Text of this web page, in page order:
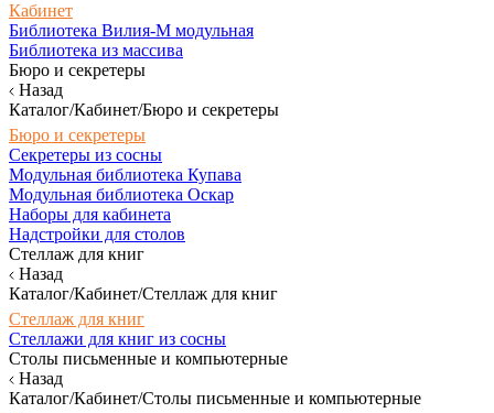
Кабинет
Библиотека Вилия-М модульная
Библиотека из массива
Бюро и секретеры
Назад
Каталог/Кабинет/Бюро и секретеры
Бюро и секретеры
Секретеры из сосны
Модульная библиотека Купава
Модульная библиотека Оскар
Наборы для кабинета
Надстройки для столов
Стеллаж для книг
Назад
Каталог/Кабинет/Стеллаж для книг
Стеллаж для книг
Стеллажи для книг из сосны
Столы письменные и компьютерные
Назад
Каталог/Кабинет/Столы письменные и компьютерные